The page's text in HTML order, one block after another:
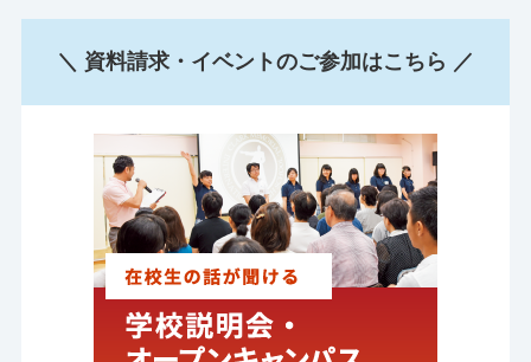
＼ 資料請求・イベントのご参加はこちら ／